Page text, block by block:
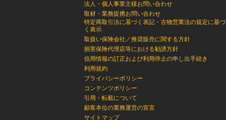
法人・個人事業主様お問い合わせ
取材・業務提携お問い合わせ
特定商取引法に基づく表記・古物営業法の規定に基づ
く表示
取扱い保険会社／推奨販売に関する方針
損害保険代理店等における勧誘方針
信用情報の訂正および利用停止の申し出手続き
利用規約
プライバシーポリシー
コンテンツポリシー
引用・転載について
顧客本位の業務運営の宣言
サイトマップ